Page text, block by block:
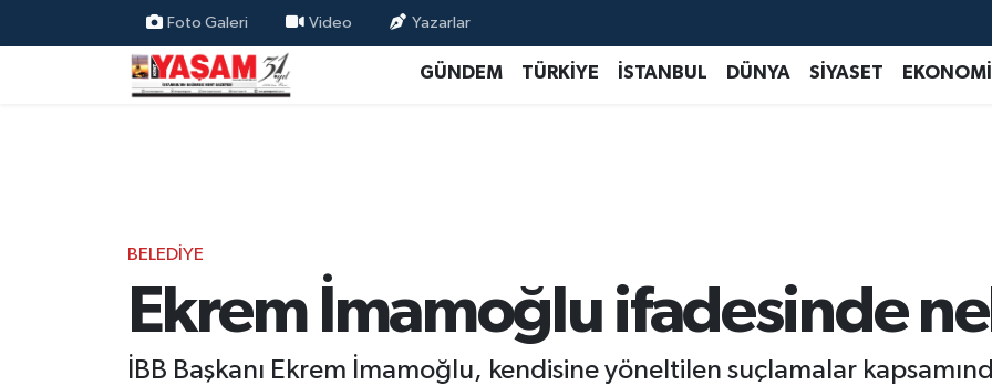
Foto Galeri Video Yazarlar
GÜNDEM TÜRKİYE İSTANBUL DÜNYA SİYASET EKONOMİ
BELEDİYE
Ekrem İmamoğlu ifadesinde
İBB Başkanı Ekrem İmamoğlu, kendisine yöneltilen suçlamalar